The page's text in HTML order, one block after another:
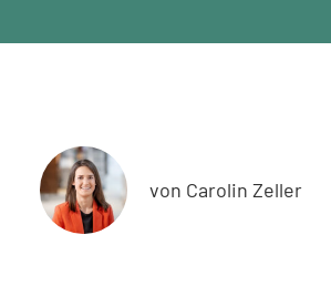
von Carolin Zeller